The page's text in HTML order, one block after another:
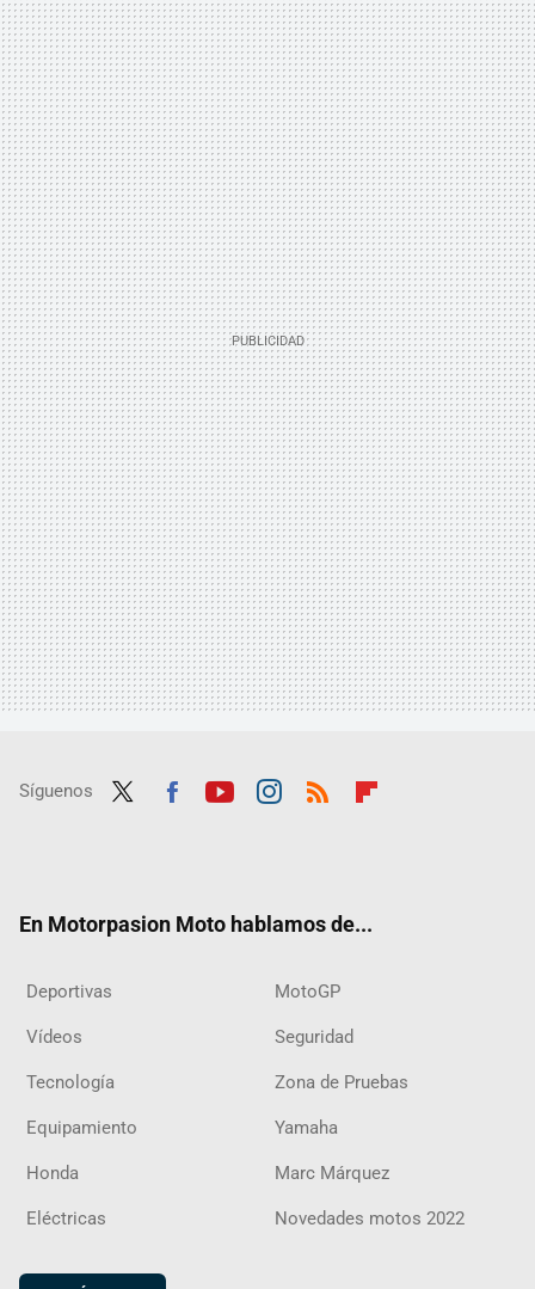
Síguenos
En Motorpasion Moto hablamos de...
Deportivas MotoGP
Vídeos Seguridad
Tecnología Zona de Pruebas
Equipamiento Yamaha
Honda Marc Márquez
Eléctricas Novedades motos 2022